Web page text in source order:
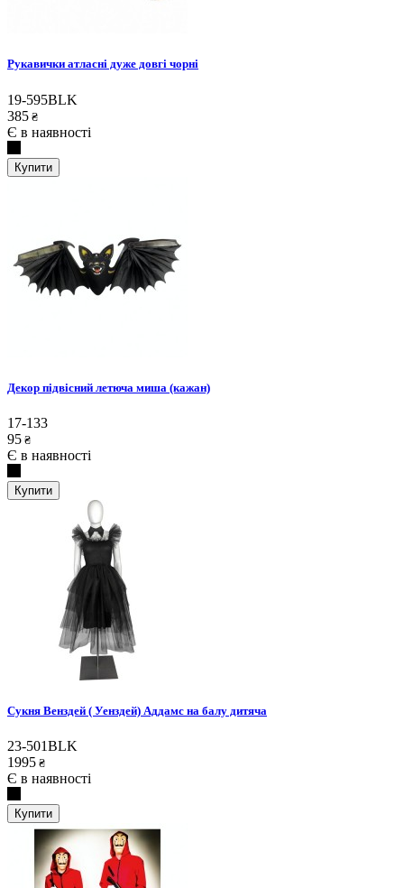
Рукавички атласні дуже довгі чорні
19-595BLK
385 ₴
Є в наявності
Купити
Декор підвісний летюча миша (кажан)
17-133
95 ₴
Є в наявності
Купити
Сукня Венздей ( Уенздей) Аддамс на балу дитяча
23-501BLK
1995 ₴
Є в наявності
Купити